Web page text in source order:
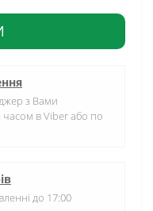
з Вами
в Viber або по
до 17:00